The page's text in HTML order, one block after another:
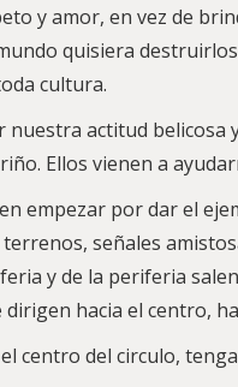
y amor, en vez de
quisiera
cultura.
nuestra actitud
Ellos vienen a
empezar por dar el
señales
y de la periferia
hacia el centro,
centro del circulo,